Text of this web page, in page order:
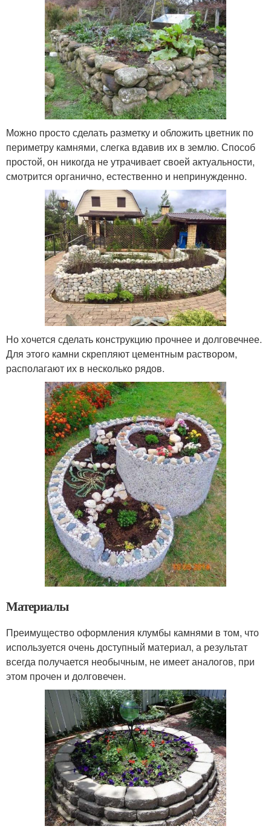
Можно просто сделать разметку и обложить цветник по
периметру камнями, слегка вдавив их в землю. Способ
простой, он никогда не утрачивает своей актуальности,
смотрится органично, естественно и непринужденно.
Но хочется сделать конструкцию прочнее и долговечнее.
Для этого камни скрепляют цементным раствором,
располагают их в несколько рядов.
Материалы
Преимущество оформления клумбы камнями в том, что
используется очень доступный материал, а результат
всегда получается необычным, не имеет аналогов, при
этом прочен и долговечен.